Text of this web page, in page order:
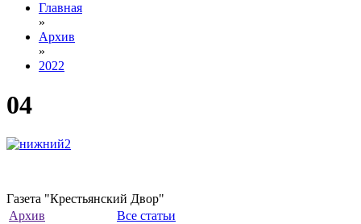
Главная
»
Архив
»
2022
04
Газета "Крестьянский Двор"
Архив
Все статьи